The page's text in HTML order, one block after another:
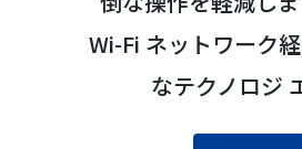
Wi-Fi ネットワーク
なテクノロジ